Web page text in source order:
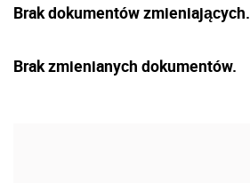
Brak dokumentów zmieniających.
Brak zmienianych dokumentów.